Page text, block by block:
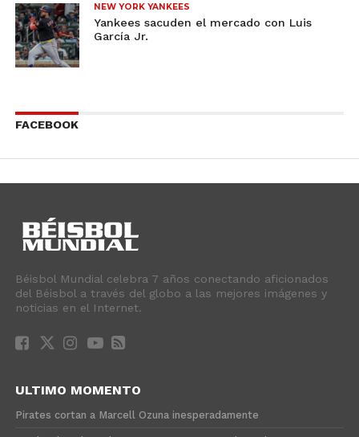
NEW YORK YANKEES
Yankees sacuden el mercado con Luis
García Jr.
FACEBOOK
Béisbol Mundial celebra 7 años conectando aficionados
del Béisbol a través del globo a las mejores imágenes y
noticias en el Internet.
ULTIMO MOMENTO
Pirates cortan a Marcell Ozuna inesperadamente